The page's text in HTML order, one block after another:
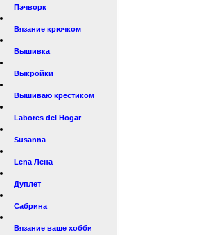
Пэчворк
Вязание крючком
Вышивка
Выкройки
Вышиваю крестиком
Labores del Hogar
Susanna
Lena Лена
Дуплет
Сабрина
Вязание ваше хобби